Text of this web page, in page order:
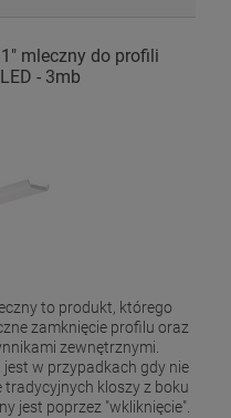
mleczny do profili
- 3mb
to produkt, którego
zamknięcie profilu oraz
zewnętrznymi.
w przypadkach gdy nie
kloszy z boku
jest poprzez "wkliknięcie".